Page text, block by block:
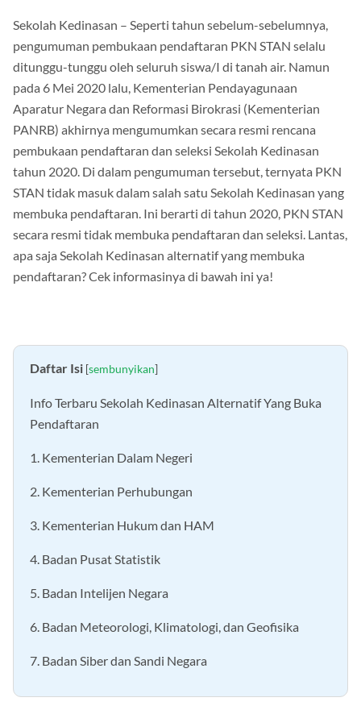
Sekolah Kedinasan – Seperti tahun sebelum-sebelumnya,
pengumuman pembukaan pendaftaran PKN STAN selalu
ditunggu-tunggu oleh seluruh siswa/I di tanah air. Namun
pada 6 Mei 2020 lalu, Kementerian Pendayagunaan
Aparatur Negara dan Reformasi Birokrasi (Kementerian
PANRB) akhirnya mengumumkan secara resmi rencana
pembukaan pendaftaran dan seleksi Sekolah Kedinasan
tahun 2020. Di dalam pengumuman tersebut, ternyata PKN
STAN tidak masuk dalam salah satu Sekolah Kedinasan yang
membuka pendaftaran. Ini berarti di tahun 2020, PKN STAN
secara resmi tidak membuka pendaftaran dan seleksi. Lantas,
apa saja Sekolah Kedinasan alternatif yang membuka
pendaftaran? Cek informasinya di bawah ini ya!
Daftar Isi [sembunyikan]
Info Terbaru Sekolah Kedinasan Alternatif Yang Buka
Pendaftaran
1. Kementerian Dalam Negeri
2. Kementerian Perhubungan
3. Kementerian Hukum dan HAM
4. Badan Pusat Statistik
5. Badan Intelijen Negara
6. Badan Meteorologi, Klimatologi, dan Geofisika
7. Badan Siber dan Sandi Negara